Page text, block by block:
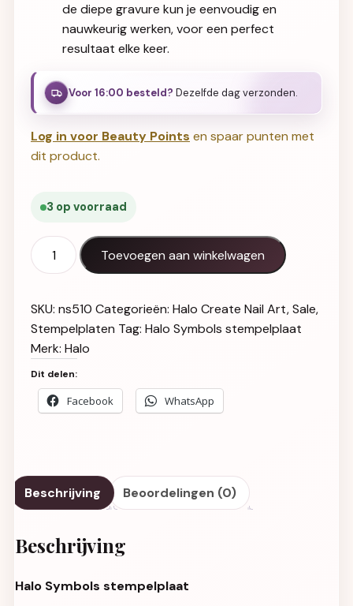
de diepe gravure kun je eenvoudig en
nauwkeurig werken, voor een perfect
resultaat elke keer.
Voor 16:00 besteld? Dezelfde dag verzonden.
Log in voor Beauty Points en spaar punten met
dit product.
3 op voorraad
Halo Symbols stempelplaat aantal
Toevoegen aan winkelwagen
SKU: ns510 Categorieën: Halo Create Nail Art,Sale,
Stempelplaten Tag: Halo Symbols stempelplaat
Merk: Halo
Dit delen:
Facebook WhatsApp
Beschrijving Beoordelingen (0)
Beschrijving
Halo Symbols stempelplaat